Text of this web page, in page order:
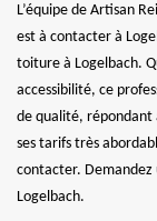
L’équipe de Artisan
est à contacter à
toiture à Logelbach.
accessibilité, ce
de qualité, répondant
ses tarifs très
contacter. Demandez
Logelbach.